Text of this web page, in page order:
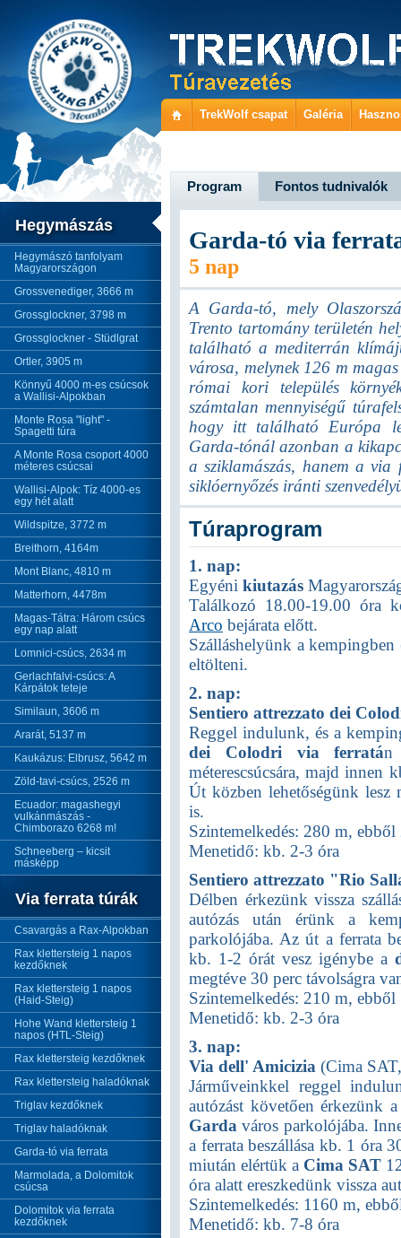
TrekWolf csapat Galéria
Hegymászás
Hegymászó tanfolyam
Magyarországon
Grossvenediger, 3666 m
Grossglockner, 3798 m
Grossglockner - Stüdlgrat
Ortler, 3905 m
Könnyű 4000 m-es csúcsok
a Wallisi-Alpokban
Monte Rosa "light" -
Spagetti túra
A Monte Rosa csoport 4000
méteres csúcsai
Wallisi-Alpok: Tíz 4000-es
egy hét alatt
Wildspitze, 3772 m
Breithorn, 4164m
Mont Blanc, 4810 m
Matterhorn, 4478m
Magas-Tátra: Három csúcs
egy nap alatt
Lomnici-csúcs, 2634 m
Gerlachfalvi-csúcs: A
Kárpátok teteje
Similaun, 3606 m
Ararát, 5137 m
Kaukázus: Elbrusz, 5642 m
Zöld-tavi-csúcs, 2526 m
Ecuador: magashegyi
vulkánmászás -
Chimborazo 6268 m!
Schneeberg – kicsit
másképp
Via ferrata túrák
Csavargás a Rax-Alpokban
Rax klettersteig 1 napos
kezdőknek
Rax klettersteig 1 napos
(Haid-Steig)
Hohe Wand klettersteig 1
napos (HTL-Steig)
Rax klettersteig kezdőknek
Rax klettersteig haladóknak
Triglav kezdőknek
Triglav haladóknak
Garda-tó via ferrata
Marmolada, a Dolomitok
csúcsa
Dolomitok via ferrata
kezdőknek
Program Fontos tudnivalók
Garda-tó via
5 nap
A Garda-tó, mely
Trento tartomány területén
található a mediterrán
városa, melynek 126 m
római kori település
számtalan mennyiségű
hogy itt található Európa
Garda-tónál azonban a
a sziklamászás, hanem a
siklóernyőzés iránti
Túraprogram
1. nap:
Egyéni kiutazás
Találkozó 18.00-19.00 óra
Arco bejárata előtt.
Szálláshelyünk a
eltölteni.
2. nap:
Sentiero attrezzato dei
Reggel indulunk, és a
dei
Colodri via ferratán
méterescsúcsára, majd innen
Út közben lehetőségünk lesz
is.
Szintemelkedés: 280 m,
Menetidő: kb. 2-3 óra
Sentiero attrezzato "Rio
Délben érkezünk vissza
autózás után érünk a
parkolójába. Az út a ferrata
kb. 1-2 órát vesz igénybe a
megtéve 30 perc távolságra
Szintemelkedés: 210 m,
Menetidő: kb. 2-3 óra
3. nap:
Via dell' Amicizia (Cima
Járműveinkkel reggel
autózást követően érkezünk
Gardaváros parkolójába.
a ferrata beszállása kb. 1 óra
miután elértük a Cima SAT
óra alatt ereszkedünk vissza
Szintemelkedés: 1160 m,
Menetidő: kb. 7-8 óra